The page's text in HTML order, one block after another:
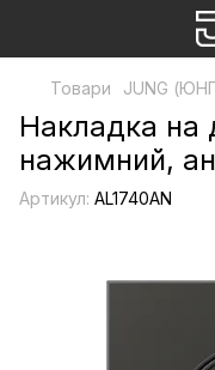
Товари JUNG
Накладка на
нажимний,
Артикул: AL1740AN